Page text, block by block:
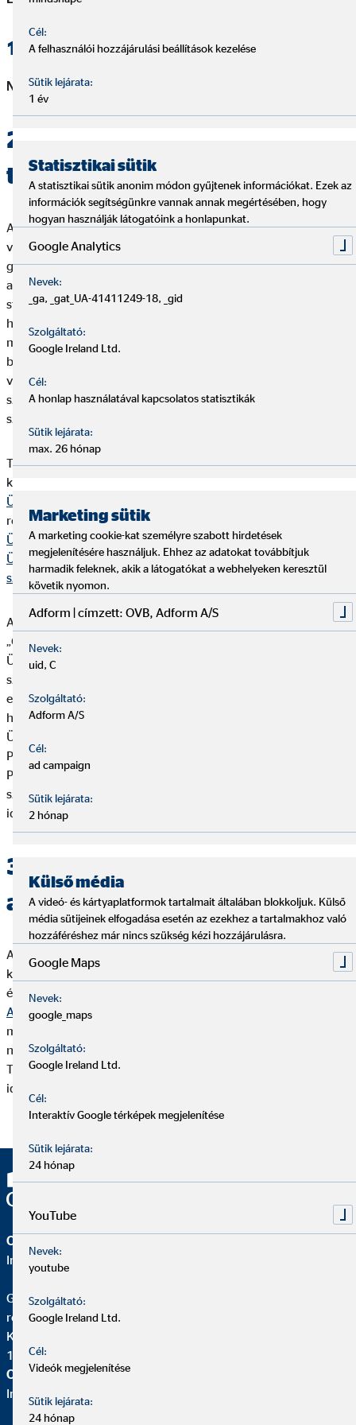
1.3. Természetes személy adatai
Név:Molnár Gergely
2. Jogszabályban előírt
tájékoztatások
A gazdálkodó szervezet és az ennek keretében tevékenységet
végző természetes személy azt a közvetítői tevékenységet
gyakorolhatja, amelyhez kapcsolódó adatait feltüntette, és
amelyre vonatkozó felügyeleti nyilvántartásban (aktív
státuszúként) szerepel! A nyilvántartás ellenőrizhető az MNB
honlapján (
módon, hogy abban az OVB-nek és (i) az általa
biztosításközvetítésre megbízott gazdálkodó szervezetnek,
valamint az ennek keretében tevékenységet végző természetes
személynek aktív státuszúnak kell lennie; (ii) az OVB pénzügyi
szolgáltatás közvetítői alvállalkozójának szerepelnie kell.
Tájékoztatjuk Önt, hogy a Bit. 378. §-ában előírt egyéb
kötelező tájékoztatásokat a magyar nyelvű „
Ügyféltájékoztató- Biztosításközvetítői
rendeletben előírt kötelező tájékoztatásokat az „
Ügyféltájékoztató- Pénzügyi közvetítői”, valamint „OVB
Ügyféltájékoztató Pénzügyi közvetítői (Lakás-előtakarékossági
szerződések)” elnevezésű dokumentumok tartalmazzák.
Az „OVB Ügyféltájékoztató - Biztosításközvetítői” illetve az
„OVB Ügyféltájékoztató- Pénzügyi közvetítői” valamint az „OVB
Ügyféltájékoztató Pénzügyi közvetítői (Lakás-előtakarékossági
szerződések)” dokumentumok mindenkor aktuális szövegei
elektronikus formában elérhetők a nyomtatvany.ovb.hu
honlapon az „Ügyféltájékoztató” kategóriában, az „OVB
Ügyféltájékoztató – Biztosítási” illetve „OVB Ügyféltájékoztató-
Pénzügyi közvetítői” valamint az „OVB Ügyféltájékoztató
Pénzügyi közvetítői (Lakás-előtakarékossági
szerződések)”elnevezésű dokumentumok megfelelő
időállapotú verziójának kiválasztásával.
3. Tájékoztatás személyes
adatok kezeléséről
A személyes adatok kezeléséről szóló tájékoztatást (ideértve
különösen az adatkezelések jogalapját, célját, időtartamát, az
érintett jogairól szóló tájékoztatást, stb.) a magyar nyelvű „
Adatkezelési Tájékoztató
mindenkor aktuális szövege elektronikus formában elérhető a
nyomtatvany.ovb.hu honlapon az „OVB Adatkezelési
Tájékoztató” kategóriában, a dokumentum megfelelő
időállapotú verziójának kiválasztásával.
OVB Vermögensberatung Kft.
Iroda | Budapest
Gergely Molnár
régióigazgató OVB
Károly körút 3/C. II/1.
1075 Budapest
OVB Vermögensberatung Kft.
Iroda |
Cél:
A felhasználói hozzájárulási beállítások kezelése
Sütik lejárata:
1 év
Statisztikai sütik
A statisztikai sütik anonim módon gyűjtenek információkat. Ezek az
információk segítségünkre vannak annak megértésében, hogy
hogyan használják látogatóink a honlapunkat.
Google Analytics
Nevek:
_ga, _gat_UA-41411249-18, _gid
Szolgáltató:
Google Ireland Ltd.
Cél:
A honlap használatával kapcsolatos statisztikák
Sütik lejárata:
max. 26 hónap
Marketing sütik
A marketing cookie-kat személyre szabott hirdetések
megjelenítésére használjuk. Ehhez az adatokat továbbítjuk
harmadik feleknek, akik a látogatókat a webhelyeken keresztül
követik nyomon.
Adform | címzett: OVB, Adform A/S
Nevek:
uid, C
Szolgáltató:
Adform A/S
Cél:
ad campaign
Sütik lejárata:
2 hónap
Külső média
A videó- és kártyaplatformok tartalmait általában blokkoljuk. Külső
média sütijeinek elfogadása esetén az ezekhez a tartalmakhoz való
hozzáféréshez már nincs szükség kézi hozzájárulásra.
Google Maps
Nevek:
google_maps
Szolgáltató:
Google Ireland Ltd.
Cél:
Interaktív Google térképek megjelenítése
Sütik lejárata:
24 hónap
YouTube
Nevek:
youtube
Szolgáltató:
Google Ireland Ltd.
Cél:
Videók megjelenítése
Sütik lejárata:
24 hónap